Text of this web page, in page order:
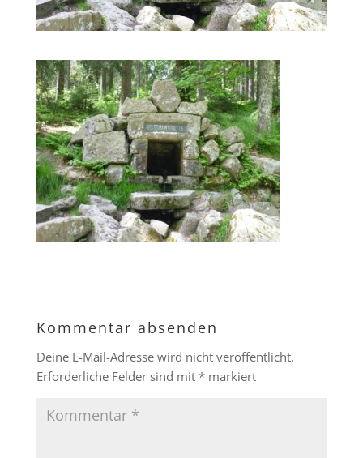
Kommentar absenden
Deine E-Mail-Adresse wird nicht veröffentlicht.
Erforderliche Felder sind mit *markiert